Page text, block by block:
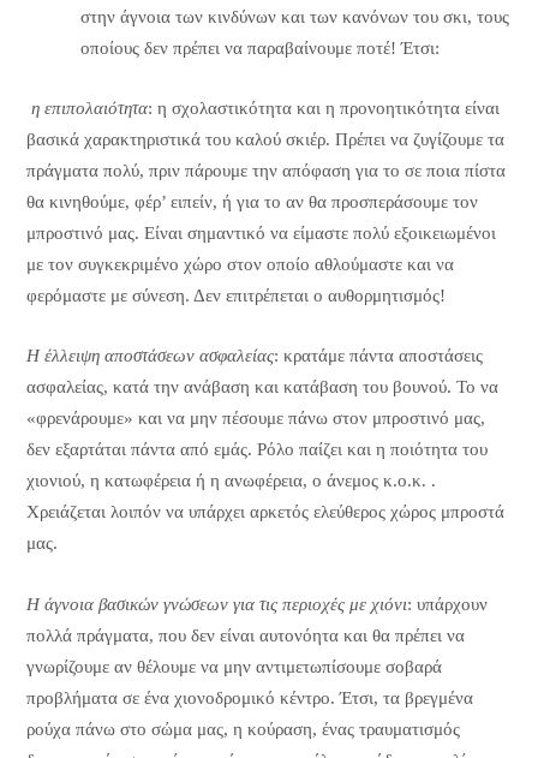
στην άγνοια των κινδύνων και των κανόνων του σκι, τους
οποίους δεν πρέπει να παραβαίνουμε ποτέ! Έτσι:
η επιπολαιότητα: η σχολαστικότητα και η προνοητικότητα είναι
βασικά χαρακτηριστικά του καλού σκιέρ. Πρέπει να ζυγίζουμε τα
πράγματα πολύ, πριν πάρουμε την απόφαση για το σε ποια πίστα
θα κινηθούμε, φέρ’ ειπείν, ή για το αν θα προσπεράσουμε τον
μπροστινό μας. Είναι σημαντικό να είμαστε πολύ εξοικειωμένοι
με τον συγκεκριμένο χώρο στον οποίο αθλούμαστε και να
φερόμαστε με σύνεση. Δεν επιτρέπεται ο αυθορμητισμός!
Η έλλειψη αποστάσεων ασφαλείας: κρατάμε πάντα αποστάσεις
ασφαλείας, κατά την ανάβαση και κατάβαση του βουνού. Το να
«φρενάρουμε» και να μην πέσουμε πάνω στον μπροστινό μας,
δεν εξαρτάται πάντα από εμάς. Ρόλο παίζει και η ποιότητα του
χιονιού, η κατωφέρεια ή η ανωφέρεια, ο άνεμος κ.ο.κ. .
Χρειάζεται λοιπόν να υπάρχει αρκετός ελεύθερος χώρος μπροστά
μας.
Η άγνοια βασικών γνώσεων για τις περιοχές με χιόνι: υπάρχουν
πολλά πράγματα, που δεν είναι αυτονόητα και θα πρέπει να
γνωρίζουμε αν θέλουμε να μην αντιμετωπίσουμε σοβαρά
προβλήματα σε ένα χιονοδρομικό κέντρο. Έτσι, τα βρεγμένα
ρούχα πάνω στο σώμα μας, η κούραση, ένας τραυματισμός